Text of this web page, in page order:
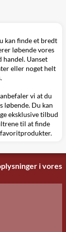
kan finde et bredt
løbende vores
handel. Uanset
eller noget helt
vi at du
løbende. Du kan
eksklusive tilbud
til at finde
favoritprodukter.
i vores